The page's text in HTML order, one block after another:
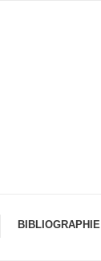
BIBLIO­GRA­PHIE